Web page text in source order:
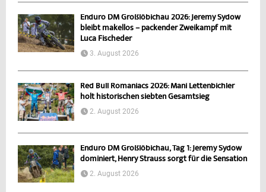
Enduro DM Großlöbichau 2026: Jeremy Sydow
bleibt makellos – packender Zweikampf mit
Luca Fischeder
3. August 2026
Red Bull Romaniacs 2026: Mani Lettenbichler
holt historischen siebten Gesamtsieg
2. August 2026
Enduro DM Großlöbichau, Tag 1: Jeremy Sydow
dominiert, Henry Strauss sorgt für die Sensation
2. August 2026